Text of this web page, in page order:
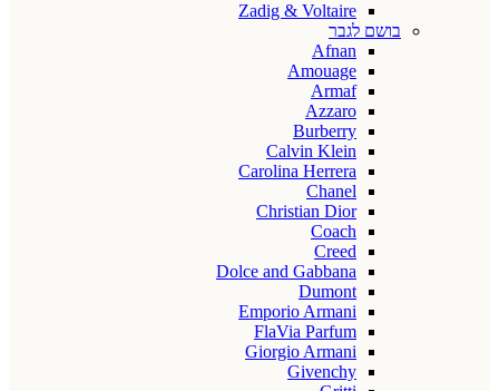
Zadig & Voltaire
בושם לגבר
Afnan
Amouage
Armaf
Azzaro
Burberry
Calvin Klein
Carolina Herrera
Chanel
Christian Dior
Coach
Creed
Dolce and Gabbana
Dumont
Emporio Armani
FlaVia Parfum
Giorgio Armani
Givenchy